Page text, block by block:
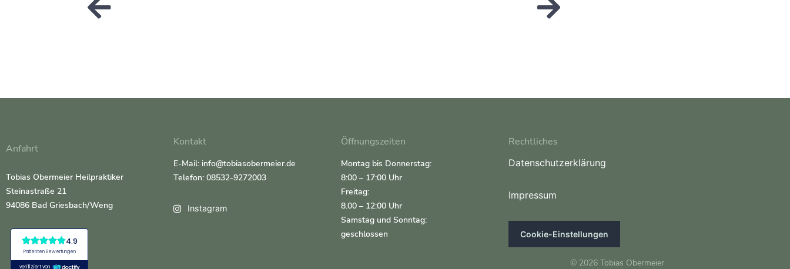
Anfahrt
Tobias Obermeier Heilpraktiker
Steinastraße 21
94086 Bad Griesbach/Weng
Kontakt
E-Mail: info@tobiasobermeier.de
Telefon: 08532-9272003
Instagram
Öffnungszeiten
Montag bis Donnerstag:
8:00 – 17:00 Uhr
Freitag:
8.00 – 12:00 Uhr
Samstag und Sonntag:
geschlossen
Rechtliches
Datenschutzerklärung
Impressum
Cookie-Einstellungen
© 2026 Tobias Obermeier